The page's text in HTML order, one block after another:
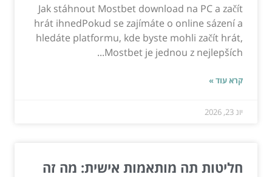
Jak stáhnout Mostbet download na PC a začít
hrát ihnedPokud se zajímáte o online sázení a
hledáte platformu, kde byste mohli začít hrát,
Mostbet je jednou z nejlepších...
קרא עוד »
יונ 23, 2026
חליטות תה מותאמות אישית: מה זה